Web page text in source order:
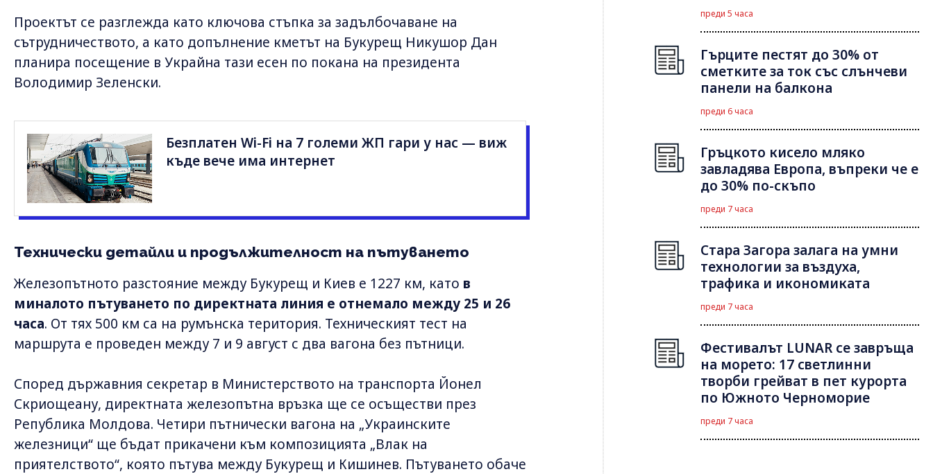
Проектът се разглежда като ключова стъпка за задълбочаване на
сътрудничеството, а като допълнение кметът на Букурещ Никушор Дан
планира посещение в Украйна тази есен по покана на президента
Володимир Зеленски.
Безплатен Wi-Fi на 7 големи ЖП гари у нас — виж
къде вече има интернет
Технически детайли и продължителност на пътуването
Железопътното разстояние между Букурещ и Киев е 1227 км, като в
миналото пътуването по директната линия е отнемало между 25 и 26
часа. От тях 500 км са на румънска територия. Техническият тест на
маршрута е проведен между 7 и 9 август с два вагона без пътници.
Според държавния секретар в Министерството на транспорта Йонел
Скриощеану, директната железопътна връзка ще се осъществи през
Република Молдова. Четири пътнически вагона на „Украинските
железници“ ще бъдат прикачени към композицията „Влак на
приятелството“, която пътува между Букурещ и Кишинев. Пътуването обаче
преди 5 часа
Гърците пестят до 30% от
сметките за ток със слънчеви
панели на балкона
преди 6 часа
Гръцкото кисело мляко
завладява Европа, въпреки че е
до 30% по-скъпо
преди 7 часа
Стара Загора залага на умни
технологии за въздуха,
трафика и икономиката
преди 7 часа
Фестивалът LUNAR се завръща
на морето: 17 светлинни
творби грейват в пет курорта
по Южното Черноморие
преди 7 часа